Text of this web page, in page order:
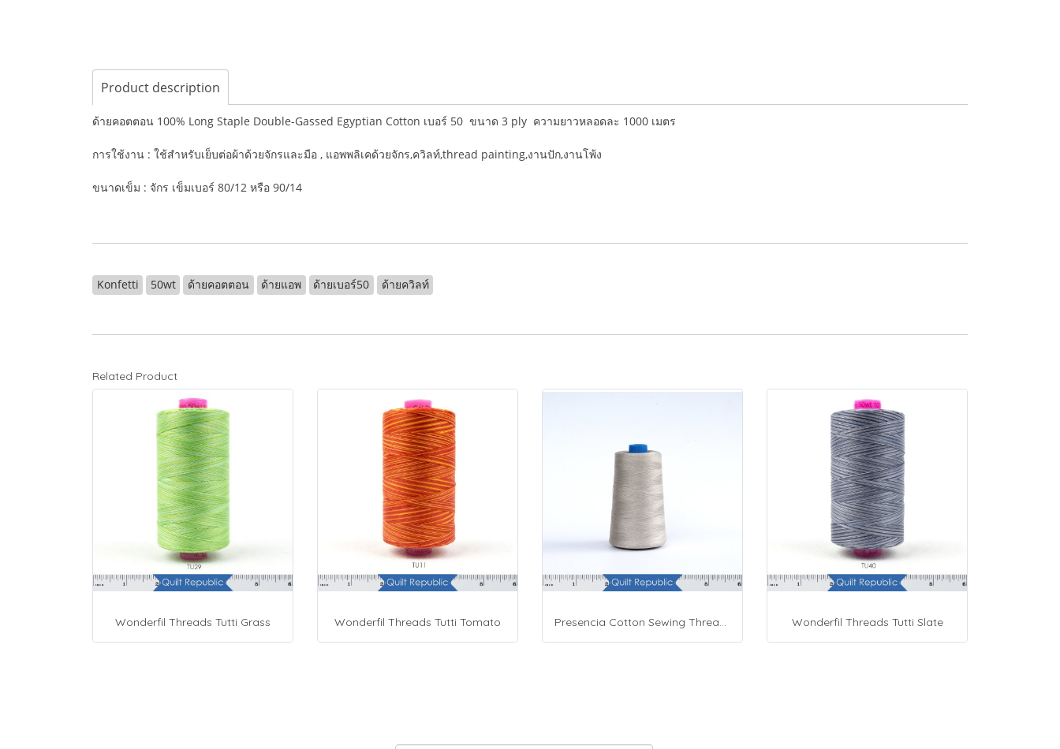
Product description
ด้ายคอตตอน 100% Long Staple Double-Gassed Egyptian Cotton เบอร์ 50 ขนาด 3 ply ความยาวหลอดละ 1000 เมตร
การใช้งาน : ใช้สำหรับเย็บต่อผ้าด้วยจักรและมือ , แอพพลิเคด้วยจักร,ควิลท์,thread painting,งานปัก,งานโพ้ง
ขนาดเข็ม : จักร เข็มเบอร์ 80/12 หรือ 90/14
Konfetti 50wt ด้ายคอตตอน ด้ายแอพ ด้ายเบอร์50 ด้ายควิลท์
Related Product
Wonderfil Threads Tutti Grass Wonderfil Threads Tutti Tomato Presencia Cotton Sewing Thread 3-ply 60wt 4882 Yards Grey Wonderfil Threads Tutti Slate